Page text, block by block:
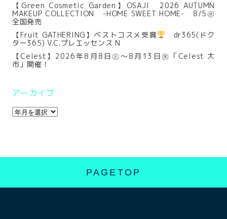
【Green Cosmetic Garden】OSAJI 2026 AUTUMN
MAKEUP COLLECTION -HOME SWEET HOME- 8/5㊌
全国発売
【Fruit GATHERING】ベストコスメ受賞
dr365(ドク
ター365) V.C.プレエッセンス N
【Celest】2026年8月8日㊏～8月13日㊍「Celest 大
市」開催！
アーカイブ
PAGETOP